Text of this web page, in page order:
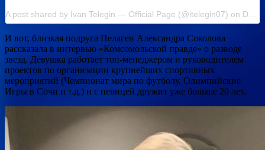
И вот, близкая подруга Пелагеи Александра Соколова
рассказала в интервью «Комсомольской правде» о разводе
звезд. Девушка работает топ-менеджером и руководителем
проектов по организации крупнейших спортивных
мероприятий (Чемпионат мира по футболу, Олимпийские
Игры в Сочи и т.д.) и с певицей дружит уже больше 20 лет.